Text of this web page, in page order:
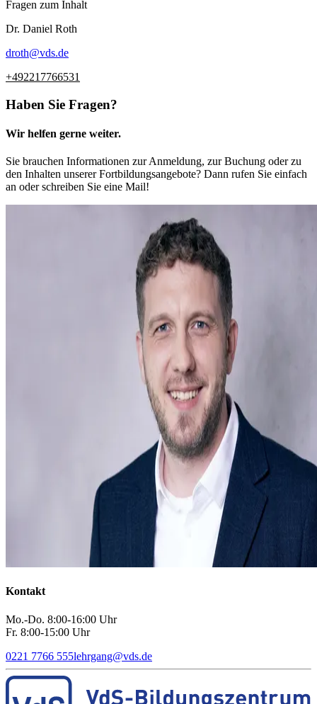
Fragen zum Inhalt
Dr. Daniel Roth
droth@vds.de
+492217766531
Haben Sie Fragen?
Wir helfen gerne weiter.
Sie brauchen Informationen zur Anmeldung, zur Buchung oder zu
den Inhalten unserer Fortbildungsangebote? Dann rufen Sie einfach
an oder schreiben Sie eine Mail!
Kontakt
Mo.-Do. 8:00-16:00 Uhr
Fr. 8:00-15:00 Uhr
0221 7766 555lehrgang@vds.de